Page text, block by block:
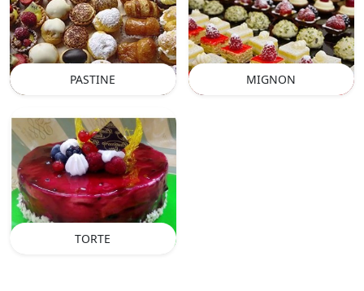
PASTINE MIGNON
TORTE